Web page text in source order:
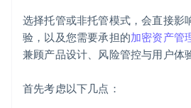
选择托管或非托管模式，会直接影
验，以及您需要承担的加密资产管
兼顾产品设计、风险管控与用户体
首先考虑以下几点：